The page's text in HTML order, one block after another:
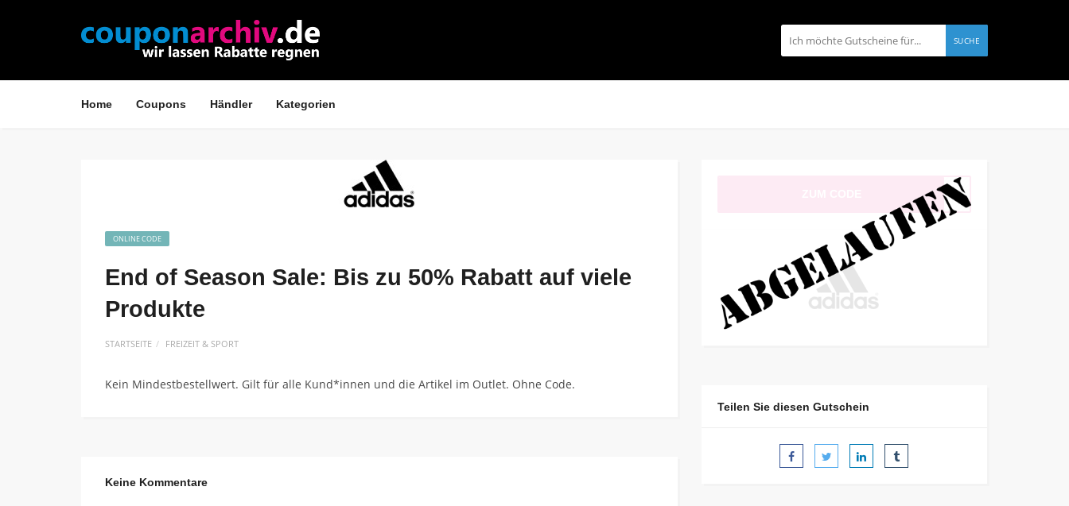
SUCHE
Home Coupons Händler Kategorien
ONLINE CODE
End of Season Sale: Bis zu 50% Rabatt auf viele
Produkte
STARTSEITE FREIZEIT & SPORT
Kein Mindestbestellwert. Gilt für alle Kund*innen und die Artikel im Outlet. Ohne Code.
Keine Kommentare
Teilen Sie diesen Gutschein